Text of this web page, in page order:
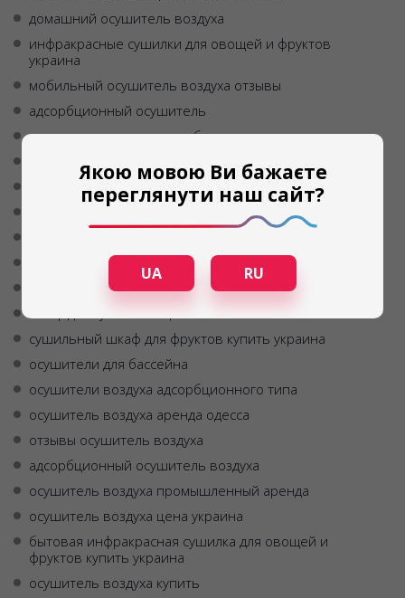
домашний осушитель воздуха
инфракрасные сушилки для овощей и фруктов
украина
мобильный осушитель воздуха отзывы
адсорбционный осушитель
осушители воздуха адсорбционные
осушитель воздуха бытовой купить
осушитель воздуха купить днепр
инфракрасная сушка продуктов
купить осушитель воздуха в одессе
осушитель воздуха адсорбционного типа
шкаф для сушки овощей
сушильный шкаф для фруктов купить украина
осушители для бассейна
осушители воздуха адсорбционного типа
осушитель воздуха аренда одесса
отзывы осушитель воздуха
адсорбционный осушитель воздуха
осушитель воздуха промышленный аренда
осушитель воздуха цена украина
бытовая инфракрасная сушилка для овощей и
фруктов купить украина
осушитель воздуха купить
Якою мовою Ви бажаєте
переглянути наш сайт?
UA RU